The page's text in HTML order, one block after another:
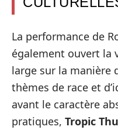
La performance de
également ouvert la
large sur la manière
thèmes de race et
avant le caractère
pratiques, Tropic